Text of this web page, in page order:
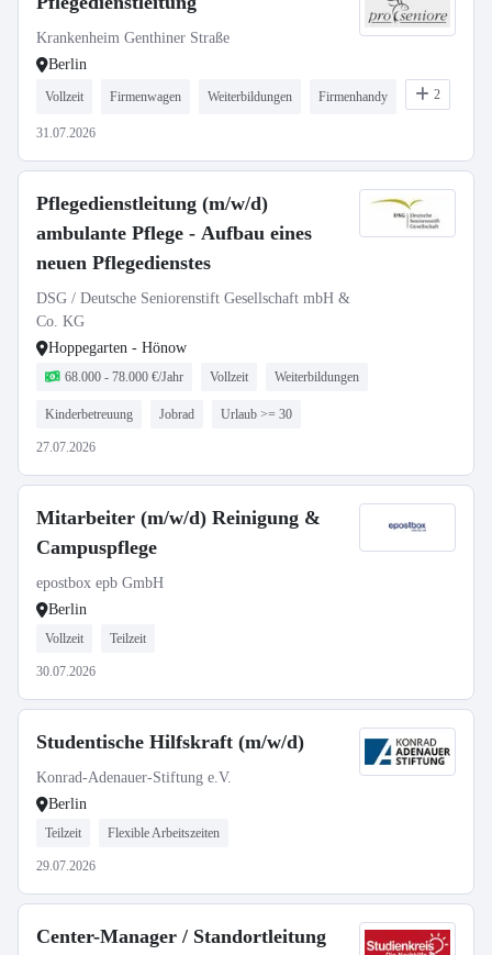
Krankenheim Genthiner Straße
Berlin
Vollzeit Firmenwagen Weiterbildungen Firmenhandy 2
31.07.2026
Pflegedienstleitung (m/w/d)
ambulante Pflege - Aufbau eines
neuen Pflegedienstes
DSG / Deutsche Seniorenstift Gesellschaft mbH &
Co. KG
Hoppegarten - Hönow
68.000 - 78.000 €/Jahr Vollzeit Weiterbildungen
Kinderbetreuung Jobrad Urlaub >= 30
27.07.2026
Mitarbeiter (m/w/d) Reinigung &
Campuspflege
epostbox epb GmbH
Berlin
Vollzeit Teilzeit
30.07.2026
Studentische Hilfskraft (m/w/d)
Konrad-Adenauer-Stiftung e.V.
Berlin
Teilzeit Flexible Arbeitszeiten
29.07.2026
Center-Manager / Standortleitung